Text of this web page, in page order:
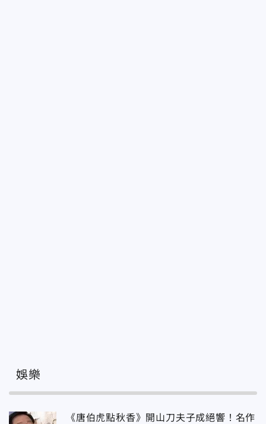
娛樂
《唐伯虎點秋香》開山刀夫子成絕響！名作